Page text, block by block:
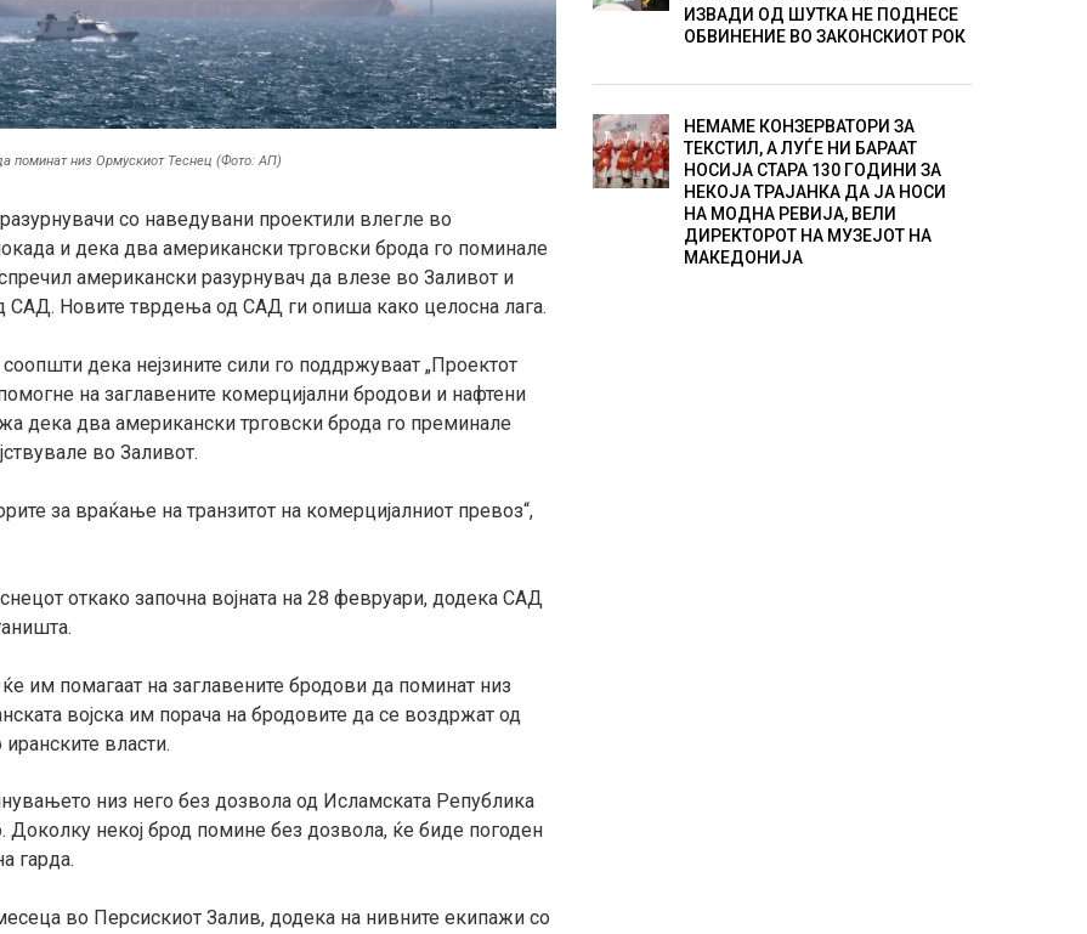
поминат низ Ормускиот Теснец (Фото: АП)
со наведувани проектили влегле во
и дека два американски трговски брода го поминале
американски разурнувач да влезе во Заливот и
Новите тврдења од САД ги опиша како целосна лага.
дека нејзините сили го поддржуваат „Проектот
на заглавените комерцијални бродови и нафтени
дека два американски трговски брода го преминале
во Заливот.
за враќање на транзитот на комерцијалниот превоз“,
откако започна војната на 28 февруари, додека САД
им помагаат на заглавените бродови да поминат низ
војска им порача на бродовите да се воздржат од
власти.
низ него без дозвола од Исламската Република
Доколку некој брод помине без дозвола, ќе биде погоден
гарда.
во Персискиот Залив, додека на нивните екипажи со
ИЗВАДИ ОД ШУТКА НЕ ПОДНЕСЕ
ОБВИНЕНИЕ ВО ЗАКОНСКИОТ РОК
НЕМАМЕ КОНЗЕРВАТОРИ ЗА
ТЕКСТИЛ, А ЛУЃЕ НИ БАРААТ
НОСИЈА СТАРА 130 ГОДИНИ ЗА
НЕКОЈА ТРАЈАНКА ДА ЈА НОСИ
НА МОДНА РЕВИЈА, ВЕЛИ
ДИРЕКТОРОТ НА МУЗЕЈОТ НА
МАКЕДОНИЈА